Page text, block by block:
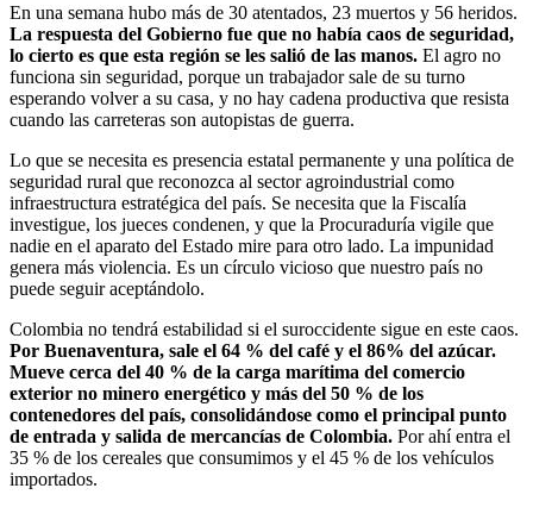
En una semana hubo más de 30 atentados, 23 muertos y 56 heridos.
La respuesta del Gobierno fue que no había caos de seguridad,
lo cierto es que esta región se les salió de las manos. El agro no
funciona sin seguridad, porque un trabajador sale de su turno
esperando volver a su casa, y no hay cadena productiva que resista
cuando las carreteras son autopistas de guerra.
Lo que se necesita es presencia estatal permanente y una política de
seguridad rural que reconozca al sector agroindustrial como
infraestructura estratégica del país. Se necesita que la Fiscalía
investigue, los jueces condenen, y que la Procuraduría vigile que
nadie en el aparato del Estado mire para otro lado. La impunidad
genera más violencia. Es un círculo vicioso que nuestro país no
puede seguir aceptándolo.
Colombia no tendrá estabilidad si el suroccidente sigue en este caos.
Por Buenaventura, sale el 64 % del café y el 86% del azúcar.
Mueve cerca del 40 % de la carga marítima del comercio
exterior no minero energético y más del 50 % de los
contenedores del país, consolidándose como el principal punto
de entrada y salida de mercancías de Colombia. Por ahí entra el
35 % de los cereales que consumimos y el 45 % de los vehículos
importados.